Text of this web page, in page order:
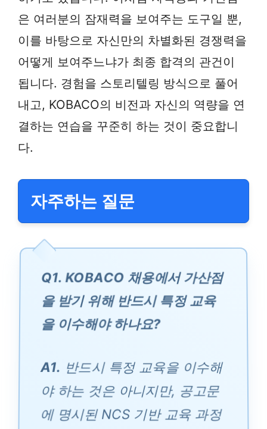
은 여러분의 잠재력을 보여주는 도구일 뿐,
이를 바탕으로 자신만의 차별화된 경쟁력을
어떻게 보여주느냐가 최종 합격의 관건이
됩니다. 경험을 스토리텔링 방식으로 풀어
내고, KOBACO의 비전과 자신의 역량을 연
결하는 연습을 꾸준히 하는 것이 중요합니
다.
자주하는 질문
Q1. KOBACO 채용에서 가산점
을 받기 위해 반드시 특정 교육
을 이수해야 하나요?
A1. 반드시 특정 교육을 이수해
야 하는 것은 아니지만, 공고문
에 명시된 NCS 기반 교육 과정